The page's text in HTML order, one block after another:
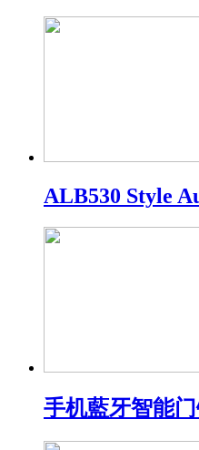
ALB530 Style
手机藍牙智能